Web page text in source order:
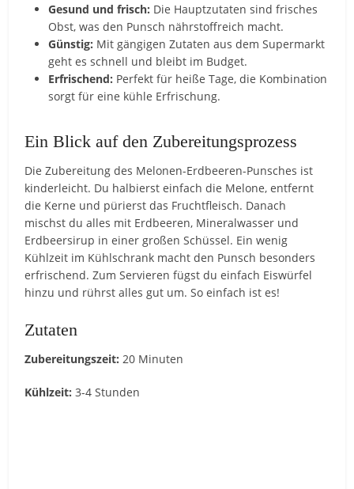
Gesund und frisch: Die Hauptzutaten sind frisches
Obst, was den Punsch nährstoffreich macht.
Günstig: Mit gängigen Zutaten aus dem Supermarkt
geht es schnell und bleibt im Budget.
Erfrischend: Perfekt für heiße Tage, die Kombination
sorgt für eine kühle Erfrischung.
Ein Blick auf den Zubereitungsprozess
Die Zubereitung des Melonen-Erdbeeren-Punsches ist
kinderleicht. Du halbierst einfach die Melone, entfernt
die Kerne und pürierst das Fruchtfleisch. Danach
mischst du alles mit Erdbeeren, Mineralwasser und
Erdbeersirup in einer großen Schüssel. Ein wenig
Kühlzeit im Kühlschrank macht den Punsch besonders
erfrischend. Zum Servieren fügst du einfach Eiswürfel
hinzu und rührst alles gut um. So einfach ist es!
Zutaten
Zubereitungszeit: 20 Minuten
Kühlzeit: 3-4 Stunden